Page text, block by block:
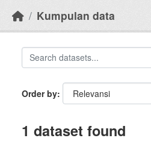
Kumpulan data
Order by
1 dataset found